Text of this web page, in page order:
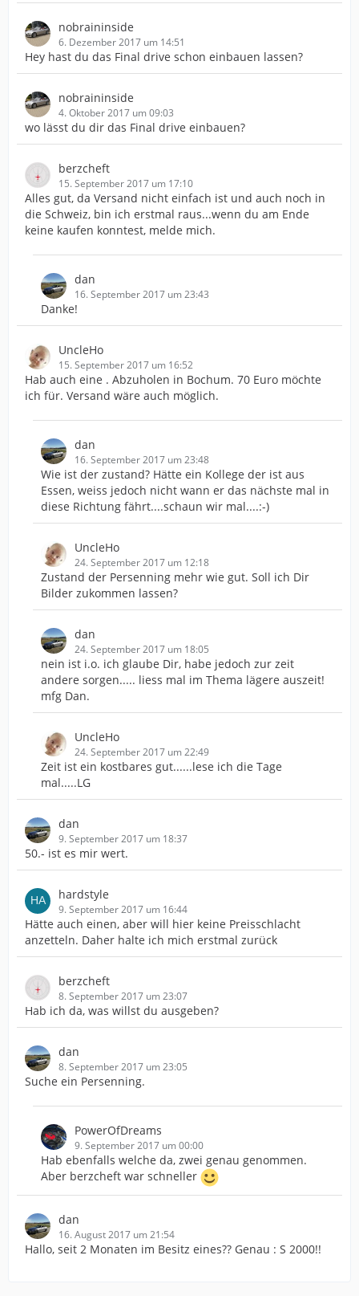
nobraininside
6. Dezember 2017 um 14:51
Hey hast du das Final drive schon einbauen lassen?
nobraininside
4. Oktober 2017 um 09:03
wo lässt du dir das Final drive einbauen?
berzcheft
15. September 2017 um 17:10
Alles gut, da Versand nicht einfach ist und auch noch in
die Schweiz, bin ich erstmal raus...wenn du am Ende
keine kaufen konntest, melde mich.
dan
16. September 2017 um 23:43
Danke!
UncleHo
15. September 2017 um 16:52
Hab auch eine . Abzuholen in Bochum. 70 Euro möchte
ich für. Versand wäre auch möglich.
dan
16. September 2017 um 23:48
Wie ist der zustand? Hätte ein Kollege der ist aus
Essen, weiss jedoch nicht wann er das nächste mal in
diese Richtung fährt....schaun wir mal....:-)
UncleHo
24. September 2017 um 12:18
Zustand der Persenning mehr wie gut. Soll ich Dir
Bilder zukommen lassen?
dan
24. September 2017 um 18:05
nein ist i.o. ich glaube Dir, habe jedoch zur zeit
andere sorgen..... liess mal im Thema lägere auszeit!
mfg Dan.
UncleHo
24. September 2017 um 22:49
Zeit ist ein kostbares gut......lese ich die Tage
mal.....LG
dan
9. September 2017 um 18:37
50.- ist es mir wert.
hardstyle
9. September 2017 um 16:44
Hätte auch einen, aber will hier keine Preisschlacht
anzetteln. Daher halte ich mich erstmal zurück
berzcheft
8. September 2017 um 23:07
Hab ich da, was willst du ausgeben?
dan
8. September 2017 um 23:05
Suche ein Persenning.
PowerOfDreams
9. September 2017 um 00:00
Hab ebenfalls welche da, zwei genau genommen.
Aber berzcheft war schneller
dan
16. August 2017 um 21:54
Hallo, seit 2 Monaten im Besitz eines?? Genau : S 2000!!